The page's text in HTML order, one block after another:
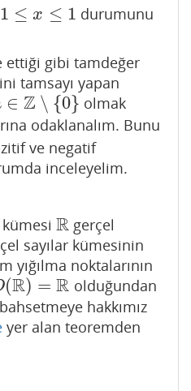
1 ≤ x ≤ 1
≤ x≤1
durumunu
ettiği gibi tamdeğer
tamsayı yapan
∈ Z ∖ {0}
∈Z ∖{ 0}
olmak
odaklanalım. Bunu
ve negatif
inceleyelim.
kümesiR
R gerçel
sayılar kümesinin
yığılma noktalarının
(R) = R
(R)=R
olduğundan
hakkımız
yer alan teoremden